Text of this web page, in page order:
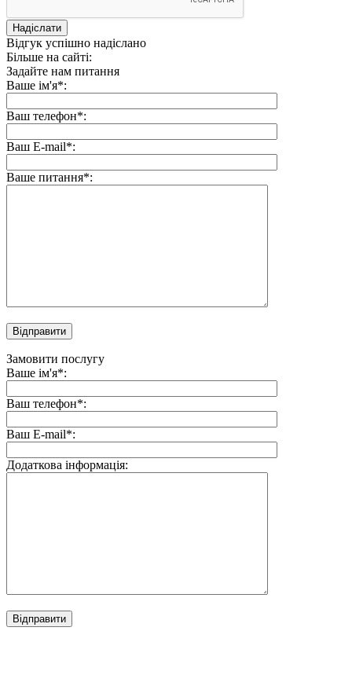
Надіслати
Відгук успішно надіслано
Більше на сайті:
Задайте нам питання
Ваше ім'я*:
Ваш телефон*:
Ваш E-mail*:
Ваше питання*:
Замовити послугу
Ваше ім'я*:
Ваш телефон*:
Ваш E-mail*:
Додаткова інформація: